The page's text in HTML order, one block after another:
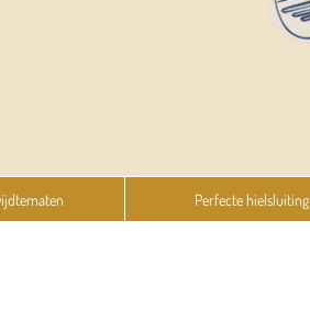
Perfecte hielsluiting